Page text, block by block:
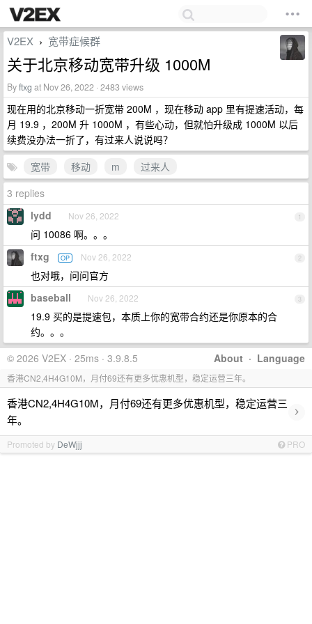
V2EX › 宽带症候群
关于北京移动宽带升级 1000M
Byftxg at Nov 26, 2022 · 2483 views
现在用的北京移动一折宽带 200M ，现在移动 app 里有提速活动，每
月 19.9 ，200M 升 1000M ，有些心动，但就怕升级成 1000M 以后
续费没办法一折了，有过来人说说吗？
宽带
移动 m
过来人
3 replies
1
lydd Nov 26, 2022
问 10086 啊。。。
2
ftxg OP Nov 26, 2022
也对哦，问问官方
3
baseball Nov 26, 2022
19.9 买的是提速包，本质上你的宽带合约还是你原本的合
约。。。
About · Language
© 2026 V2EX · 25ms · 3.9.8.5
香港CN2,4H4G10M，月付69还有更多优惠机型，稳定运营三年。
香港CN2,4H4G10M，月付69还有更多优惠机型，稳定运营三
年。
›
Promoted by DeWjjj PRO